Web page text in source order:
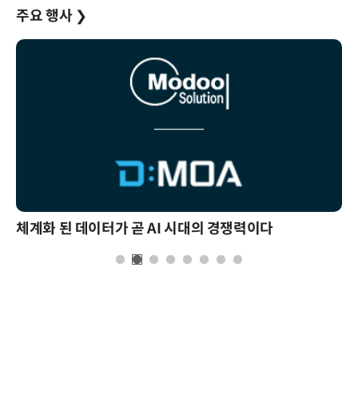
주요 행사 ❯
체계화 된 데이터가 곧 AI 시대의 경쟁력이다